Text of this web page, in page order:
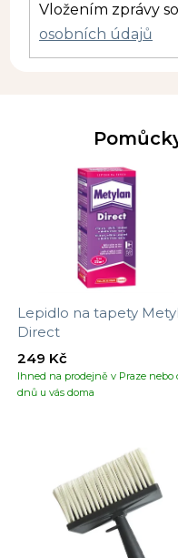
Vložením zprávy
osobních údajů
Lepidlo na tapety
Direct
Ihned na prodejně v Praze nebo
dnů u vás doma
249 Kč